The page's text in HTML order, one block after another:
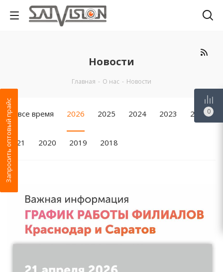
Новости
Главная - О нас - Новости
За все время 2026 2025 2024 2023 2022
2021 2020 2019 2018
Запросить оптовый прайс 0